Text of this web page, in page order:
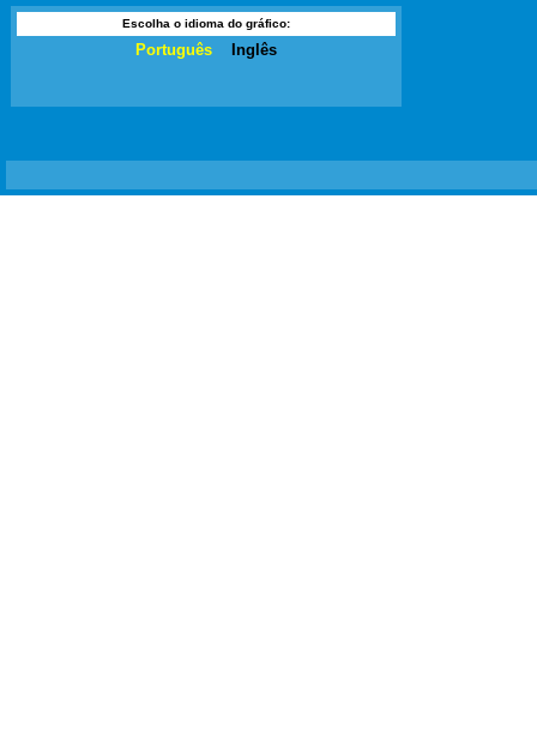
Escolha o idioma do gráfico:
Português Inglês